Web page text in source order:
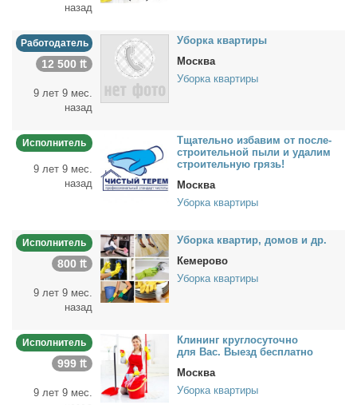
назад
Работодатель
12 500 ₶
9 лет 9 мес.
назад
Убор­ка квар­ти­ры
Москва
Уборка квартиры
Исполнитель
9 лет 9 мес.
назад
Тща­тель­но из­ба­вим от по­сле­
стро­и­тель­ной пы­ли и уда­лим
стро­и­тель­ную грязь!
Москва
Уборка квартиры
Исполнитель
800 ₶
9 лет 9 мес.
назад
Убор­ка квар­тир, до­мов и др.
Кемерово
Уборка квартиры
Исполнитель
999 ₶
9 лет 9 мес.
Кли­нинг круг­ло­су­точ­но
для Вас. Вы­езд бес­плат­но
Москва
Уборка квартиры